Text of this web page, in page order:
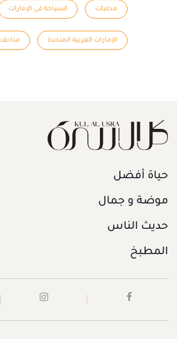
محليات السياحة في الإمارات
الإمارات العربية المتحدة متاحف
حياة أفضل
موضة و جمال
حديث الناس
المطبخ